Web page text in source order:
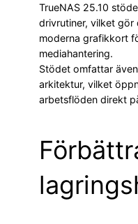
TrueNAS 25.10
drivrutiner, vilket gör
moderna grafikkort
mediahantering.
Stödet omfattar
arkitektur, vilket
arbetsflöden direkt